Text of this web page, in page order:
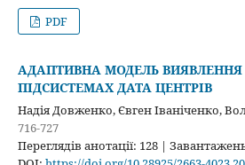
PDF
АДАПТИВНА МОДЕЛЬ ВИЯВЛЕННЯ
ПІДСИСТЕМАХ ДАТА ЦЕНТРІВ
Надія Довженко, Євген Іваніченко,
716-727
Переглядів анотації: 128 |